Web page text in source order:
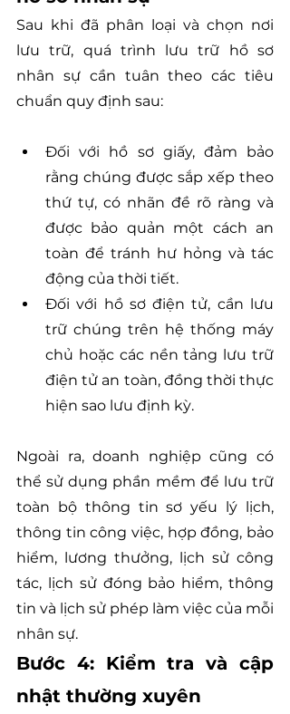
Sau khi đã phân loại và chọn nơi
lưu trữ, quá trình lưu trữ hồ sơ
nhân sự cần tuân theo các tiêu
chuẩn quy định sau:
Đối với hồ sơ giấy, đảm bảo
rằng chúng được sắp xếp theo
thứ tự, có nhãn đề rõ ràng và
được bảo quản một cách an
toàn để tránh hư hỏng và tác
động của thời tiết.
Đối với hồ sơ điện tử, cần lưu
trữ chúng trên hệ thống máy
chủ hoặc các nền tảng lưu trữ
điện tử an toàn, đồng thời thực
hiện sao lưu định kỳ.
Ngoài ra, doanh nghiệp cũng có
thể sử dụng phần mềm để lưu trữ
toàn bộ thông tin sơ yếu lý lịch,
thông tin công việc, hợp đồng, bảo
hiểm, lương thưởng, lịch sử công
tác, lịch sử đóng bảo hiểm, thông
tin và lịch sử phép làm việc của mỗi
nhân sự.
Bước 4: Kiểm tra và cập
nhật thường xuyên